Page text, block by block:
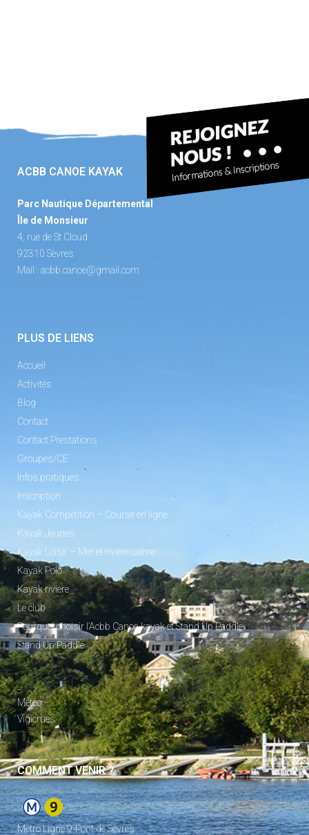
ACBB CANOE KAYAK
Parc Nautique Départemental
Île de Monsieur
4, rue de St Cloud
92310 Sèvres
Mail : acbb.canoe@gmail.com
PLUS DE LIENS
Accueil
Activités
Blog
Contact
Contact Prestations
Groupes/CE
Infos pratiques
Inscription
Kayak Compétition – Course en ligne
Kayak Jeunes
Kayak Loisir – Mer et rivière calme
Kayak Polo
Kayak rivière
Le club
Pourquoi choisir l’Acbb Canoe-kayak et Stand Up Paddle
Stand Up Paddle
_
Météo
Vigicrues
COMMENT VENIR ?
Metro Ligne 9-Pont de Sèvres